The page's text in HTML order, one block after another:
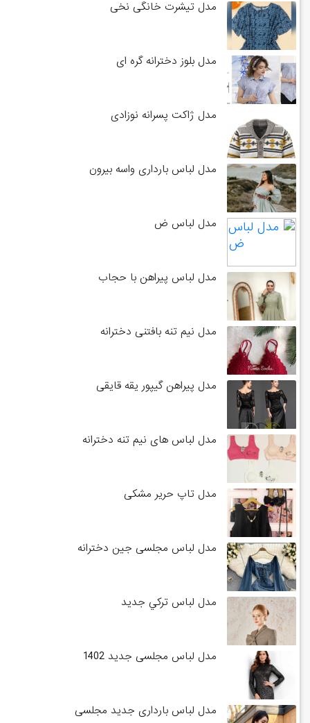
مدل تیشرت خانگی نخی
مدل بلوز دخترانه گره ای
مدل ژاکت پسرانه نوزادی
مدل لباس بارداری واسه بیرون
مدل لباس ض
مدل لباس پیراهن با حجاب
مدل نیم تنه بافتنی دخترانه
مدل پیراهن گیپور یقه قایقی
مدل لباس های نیم تنه دخترانه
مدل تاپ حریر مشکی
مدل لباس مجلسی جین دخترانه
مدل لباس تركي جديد
مدل لباس مجلسی جدید 1402
مدل لباس بارداری جدید مجلسی